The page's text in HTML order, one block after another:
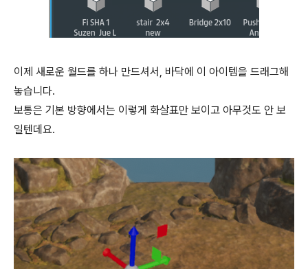
이제 새로운 월드를 하나 만드셔서, 바닥에 이 아이템을 드래그해
놓습니다.
보통은 기본 방향에서는 이렇게 화살표만 보이고 아무것도 안 보
일텐데요.